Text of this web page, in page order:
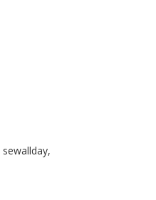
sewallday,